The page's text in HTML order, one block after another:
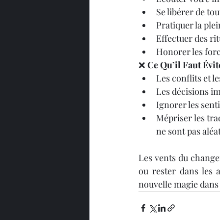
Se libérer de
Pratiquer la
Effectuer des
Honorer les
❌ Ce Qu’il Faut
Les conflits et
Les décisions
Ignorer les
Mépriser les
ne sont pas
Les vents du
ou rester dans les
nouvelle magie